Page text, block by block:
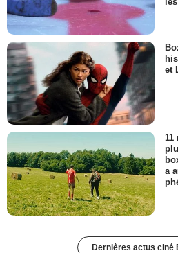
et
11
a
Dernières actus ciné